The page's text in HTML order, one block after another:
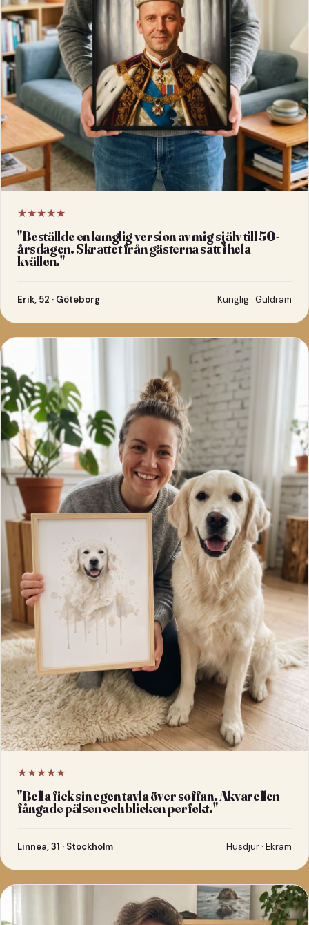
★★★★★
"Beställde en kunglig version av mig själv till 50-
årsdagen. Skrattet från gästerna satt i hela
kvällen."
Erik, 52 · Göteborg Kunglig · Guldram
★★★★★
"Bella fick sin egen tavla över soffan. Akvarellen
fångade pälsen och blicken perfekt."
Linnea, 31 · Stockholm Husdjur · Ekram